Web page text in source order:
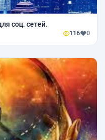
соц. сетей.
116 0